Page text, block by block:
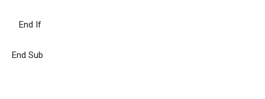
End If
End Sub